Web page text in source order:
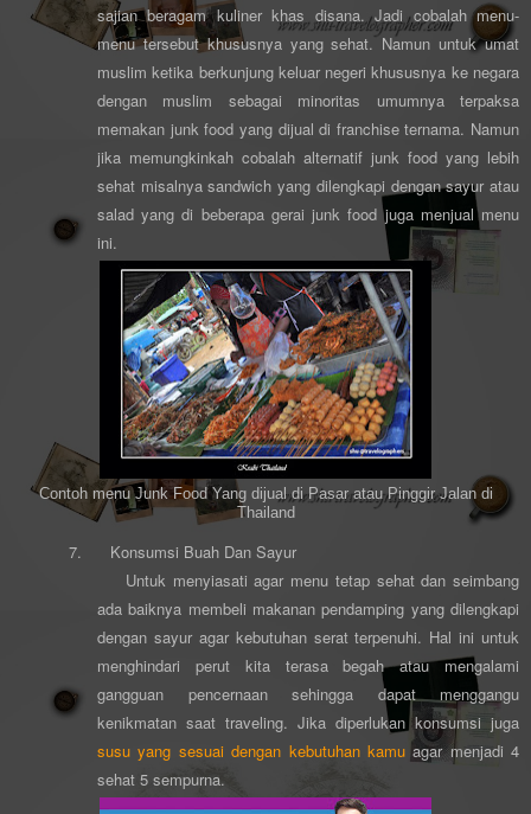
sajian beragam kuliner khas disana. Jadi cobalah menu-
menu tersebut khususnya yang sehat. Namun untuk umat
muslim ketika berkunjung keluar negeri khususnya ke negara
dengan muslim sebagai minoritas umumnya terpaksa
memakan junk food yang dijual di franchise ternama. Namun
jika memungkinkah cobalah alternatif junk food yang lebih
sehat misalnya sandwich yang dilengkapi dengan sayur atau
salad yang di beberapa gerai junk food juga menjual menu
ini.
Contoh menu Junk Food Yang dijual di Pasar atau Pinggir Jalan di
Thailand
7.
Konsumsi Buah Dan Sayur
Untuk menyiasati agar menu tetap sehat dan seimbang
ada baiknya membeli makanan pendamping yang dilengkapi
dengan sayur agar kebutuhan serat terpenuhi. Hal ini untuk
menghindari perut kita terasa begah atau mengalami
gangguan pencernaan sehingga dapat menggangu
kenikmatan saat traveling. Jika diperlukan konsumsi juga
susu yang sesuai dengan kebutuhan kamuagar menjadi 4
sehat 5 sempurna.